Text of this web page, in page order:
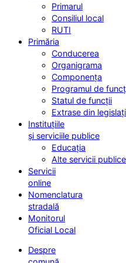
Primarul
Consiliul local
RUTI
Primăria
Conducerea
Organigrama
Componența
Programul de
Statul de funcții
Extrase din
Instituțiile
și serviciile publice
Educația
Alte servicii publice
Servicii
online
Nomenclatura
stradală
Monitorul
Oficial Local
Despre